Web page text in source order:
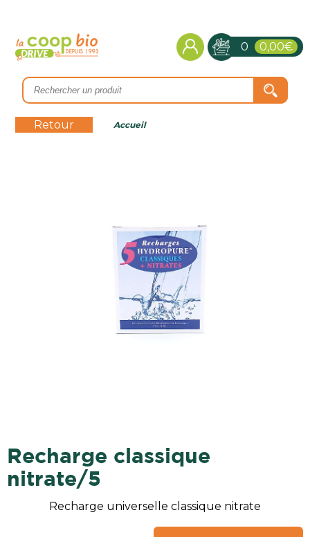
0 0,00€
Retour Accueil
recharge classique
nitrate/5
Recharge universelle classique nitrate